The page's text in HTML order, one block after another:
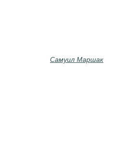
Самуил Маршак